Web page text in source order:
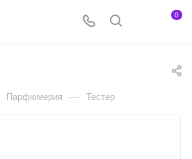
0
Парфюмерия — Тестер